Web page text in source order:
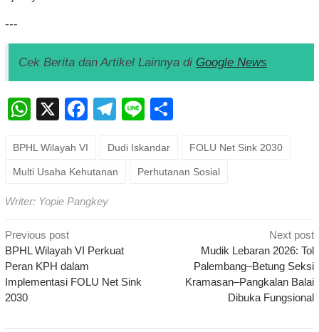
---
Cek Berita dan Artikel Lainnya di Google News
WhatsApp
X Facebook
Telegram
Line
BPHL Wilayah VI Dudi Iskandar FOLU Net Sink 2030
Multi Usaha Kehutanan Perhutanan Sosial
Writer: Yopie Pangkey
Post
navigation
Previous post
BPHL Wilayah VI Perkuat
Peran KPH dalam
Implementasi FOLU Net Sink
2030
Next post
Mudik Lebaran 2026: Tol
Palembang–Betung Seksi
Kramasan–Pangkalan Balai
Dibuka Fungsional